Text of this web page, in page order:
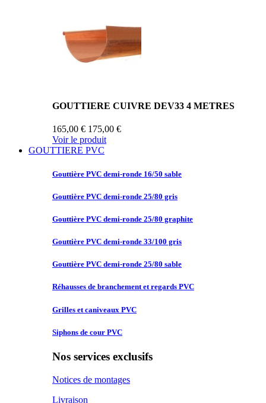
GOUTTIERE CUIVRE DEV33 4 METRES
165,00 € 175,00 €
Voir le produit
GOUTTIERE PVC
Gouttière PVC demi-ronde 16/50 sable
Gouttière PVC demi-ronde 25/80 gris
Gouttière PVC demi-ronde 25/80 graphite
Gouttière PVC demi-ronde 33/100 gris
Gouttière PVC demi-ronde 25/80 sable
Réhausses de branchement et regards PVC
Grilles et caniveaux PVC
Siphons de cour PVC
Nos services exclusifs
Notices de montages
Livraison